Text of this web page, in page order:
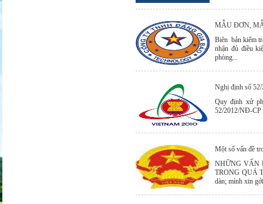
MẪU ĐƠN,
Biên bản kiểm
nhận đủ điều
phòng...
Nghị định số
Quy định xử
52/2012/NĐ-CP
Một số vấn đề
NHỮNG VẤN
TRONG QUÁ
dàn; mình xin